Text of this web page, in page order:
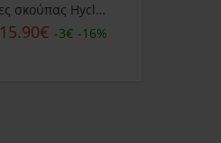
Σακούλες σκούπας Hyclean 3D Miele G/N 9917730
15.90€ -3€ -16%